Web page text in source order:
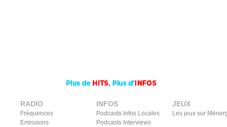
RADIO
Fréquences
Emissions
INFOS
Podcasts Infos Locales
Podcasts Interviews
JEUX
Les jeux sur